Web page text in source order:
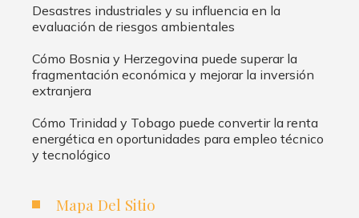
Desastres industriales y su influencia en la
evaluación de riesgos ambientales
Cómo Bosnia y Herzegovina puede superar la
fragmentación económica y mejorar la inversión
extranjera
Cómo Trinidad y Tobago puede convertir la renta
energética en oportunidades para empleo técnico
y tecnológico
Mapa Del Sitio